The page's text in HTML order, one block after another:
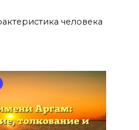
человека